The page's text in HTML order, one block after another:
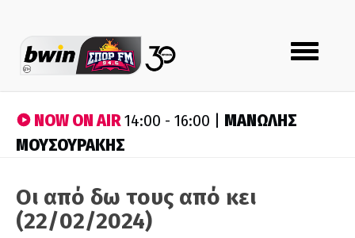
Toggle
navigation
NOW ON AIR14:00 - 16:00 | ΜΑΝΩΛΗΣ
ΜΟΥΣΟΥΡΑΚΗΣ
Οι από δω τους από κει
(22/02/2024)